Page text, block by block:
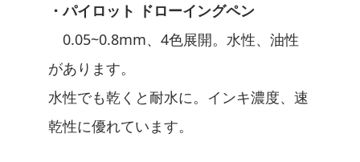
・パイロット ドローイングペン
0.05~0.8mm、4色展開。水性、油性
があります。
水性でも乾くと耐水に。インキ濃度、速
乾性に優れています。